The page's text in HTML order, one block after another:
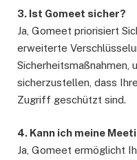
3. Ist Gomeet sicher?
Ja, Gomeet priorisiert
erweiterte
Sicherheitsmaßnahmen,
sicherzustellen, dass
Zugriff geschützt sind.
4. Kann ich meine
Ja, Gomeet ermöglicht